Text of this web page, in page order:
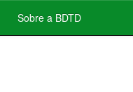
Sobre a BDTD